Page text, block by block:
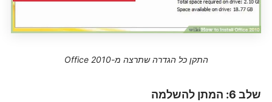
התקן כל הגדרה שתרצה מ-Office 2010
שלב 6: המתן להשלמה